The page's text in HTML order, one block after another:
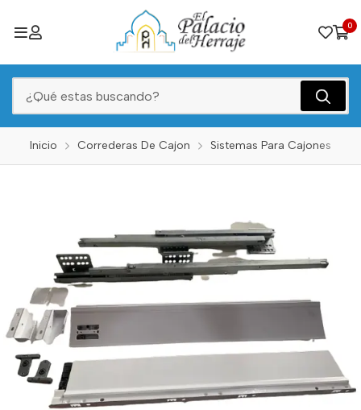
0
Inicio Correderas De Cajon Sistemas Para Cajones